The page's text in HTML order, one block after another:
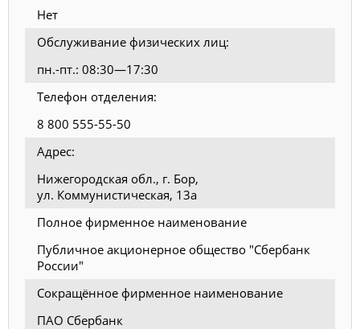
Нет
Обслуживание физических лиц:
пн.-пт.: 08:30—17:30
Телефон отделения:
8 800 555-55-50
Адрес:
Нижегородская обл., г. Бор,
ул. Коммунистическая, 13а
Полное фирменное наименование
Публичное акционерное общество "Сбербанк
России"
Сокращённое фирменное наименование
ПАО Сбербанк